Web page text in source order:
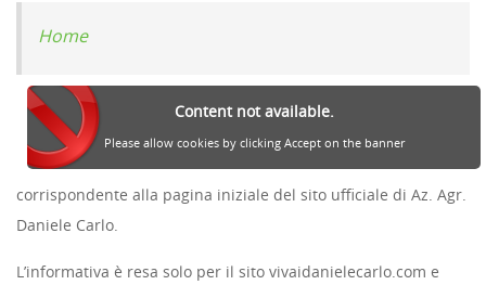
Home
Content not available.
Please allow cookies by clicking Accept on the banner
corrispondente alla pagina iniziale del sito ufficiale di Az. Agr.
Daniele Carlo.
L’informativa è resa solo per il sito vivaidanielecarlo.com e